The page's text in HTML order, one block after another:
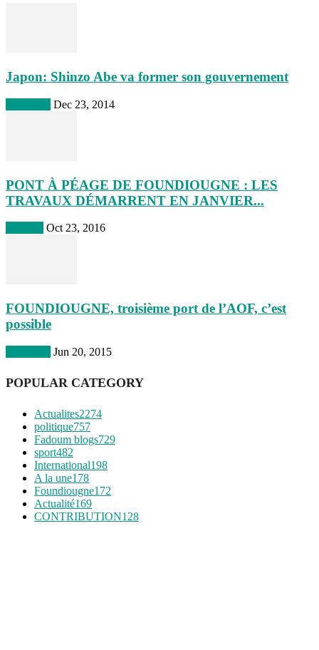
Japon: Shinzo Abe va former son gouvernement
Dec 23, 2014
PONT À PÉAGE DE FOUNDIOUGNE : LES
TRAVAUX DÉMARRENT EN JANVIER...
Oct 23, 2016
FOUNDIOUGNE, troisième port de l’AOF, c’est
possible
Jun 20, 2015
POPULAR CATEGORY
Actualites2274
politique757
Fadoum blogs729
sport482
International198
A la une178
Foundiougne172
Actualité169
CONTRIBUTION128